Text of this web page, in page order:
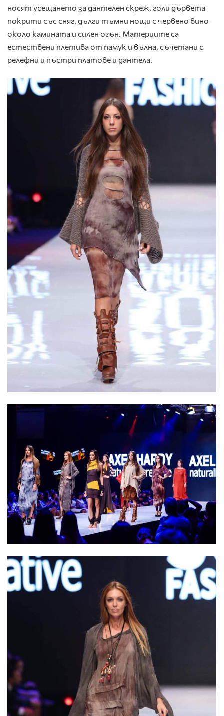
носят усещането за дантелен скреж, голи дървета
покрити със сняг, дълги тъмни нощи с червено вино
около камината и силен огън. Материите са
естествени плетива от памук и вълна, съчетани с
релефни и пъстри платове и дантела.